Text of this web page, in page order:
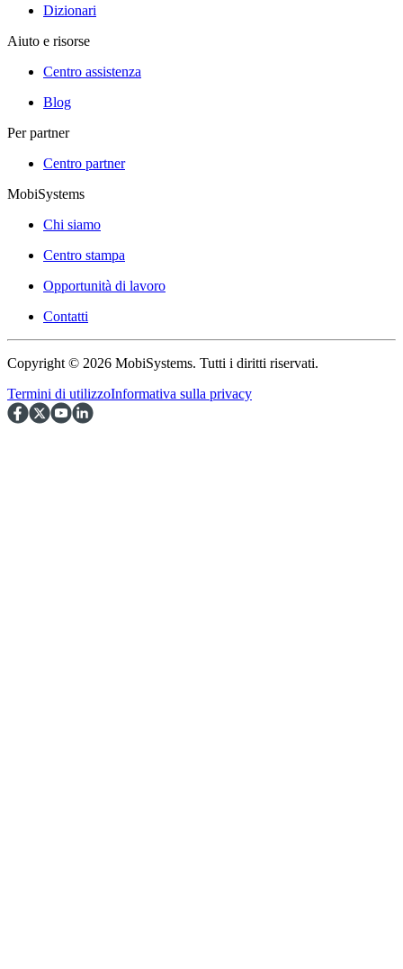
Dizionari
Aiuto e risorse
Centro assistenza
Blog
Per partner
Centro partner
MobiSystems
Chi siamo
Centro stampa
Opportunità di lavoro
Contatti
Copyright © 2026 MobiSystems. Tutti i diritti riservati.
Termini di utilizzoInformativa sulla privacy